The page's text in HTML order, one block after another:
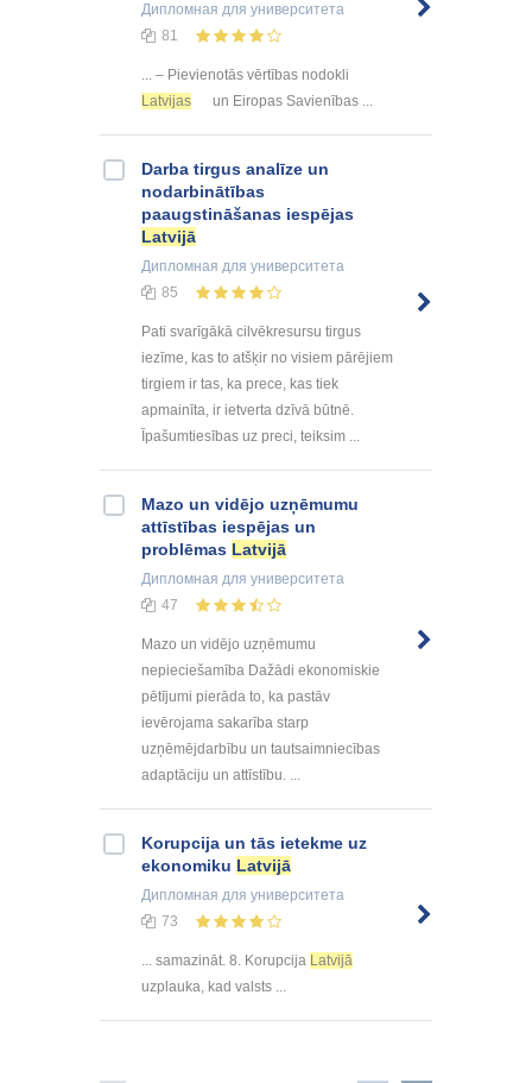
Дипломная для университета
81
... – Pievienotās vērtības nodokli
Latvijas
un Eiropas Savienības ...
Darba tirgus analīze un
nodarbinātības
paaugstināšanas iespējas
Latvijā
Дипломная для университета
85
Pati svarīgākā cilvēkresursu tirgus
iezīme, kas to atšķir no visiem pārējiem
tirgiem ir tas, ka prece, kas tiek
apmainīta, ir ietverta dzīvā būtnē.
Īpašumtiesības uz preci, teiksim ...
Mazo un vidējo uzņēmumu
attīstības iespējas un
problēmas Latvijā
Дипломная для университета
47
Mazo un vidējo uzņēmumu
nepieciešamība Dažādi ekonomiskie
pētījumi pierāda to, ka pastāv
ievērojama sakarība starp
uzņēmējdarbību un tautsaimniecības
adaptāciju un attīstību. ...
Korupcija un tās ietekme uz
ekonomiku Latvijā
Дипломная для университета
73
... samazināt. 8. Korupcija Latvijā
uzplauka, kad valsts ...